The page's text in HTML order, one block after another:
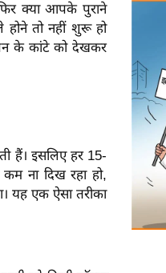
क्या आपके पुराने
तो नहीं शुरू हो
के कांटे को देखकर
हैं। इसलिए हर 15-
ना दिख रहा हो,
यह एक ऐसा तरीका